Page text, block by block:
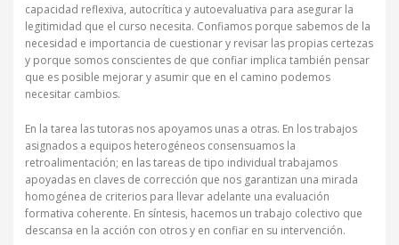
capacidad reflexiva, autocrítica y autoevaluativa para asegurar la
legitimidad que el curso necesita. Confiamos porque sabemos de la
necesidad e importancia de cuestionar y revisar las propias certezas
y porque somos conscientes de que confiar implica también pensar
que es posible mejorar y asumir que en el camino podemos
necesitar cambios.
En la tarea las tutoras nos apoyamos unas a otras. En los trabajos
asignados a equipos heterogéneos consensuamos la
retroalimentación; en las tareas de tipo individual trabajamos
apoyadas en claves de corrección que nos garantizan una mirada
homogénea de criterios para llevar adelante una evaluación
formativa coherente. En síntesis, hacemos un trabajo colectivo que
descansa en la acción con otros y en confiar en su intervención.